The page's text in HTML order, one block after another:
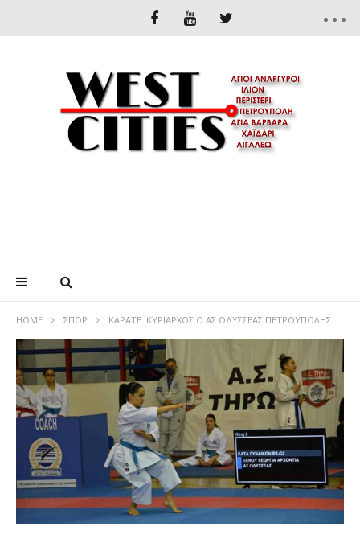
HOME ΣΠΟΡ ΚΑΡΆΤΕ: ΚΥΡΊΑΡΧΟΣ Ο ΑΣ ΟΔΥΣΣΈΑΣ ΠΕΤΡΟΎΠΟΛΗΣ